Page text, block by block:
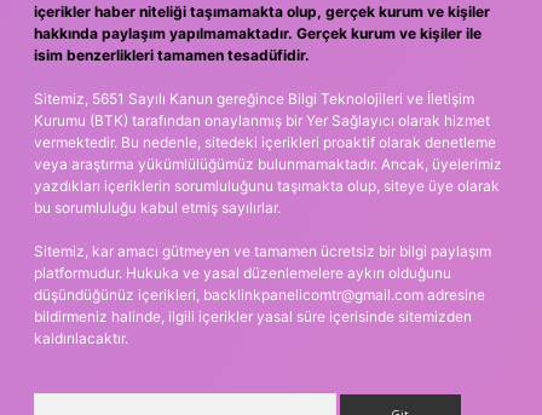
içerikler haber niteliği taşımamakta olup, gerçek kurum ve kişiler
hakkında paylaşım yapılmamaktadır. Gerçek kurum ve kişiler ile
isim benzerlikleri tamamen tesadüfidir.
Sitemiz, 5651 Sayılı Kanun gereğince Bilgi Teknolojileri ve İletişim
Kurumu (BTK) tarafından onaylanmış bir Yer Sağlayıcı olarak hizmet
vermektedir. Bu nedenle, sitedeki içerikleri proaktif olarak denetleme
veya araştırma yükümlülüğümüz bulunmamaktadır. Ancak, üyelerimiz
yazdıkları içeriklerin sorumluluğunu taşımakta olup, siteye üye olarak
bu sorumluluğu kabul etmiş sayılırlar.
Sitemiz, kar amacı gütmeyen ve tamamen ücretsiz bir bilgi paylaşım
platformudur. Hukuka ve yasal düzenlemelere aykırı olduğunu
düşündüğünüz içerikleri, backlinkpanelicomtr@gmail.com adresine
bildirmeniz halinde, ilgili içerikler yasal süre içerisinde sitemizden
kaldırılacaktır.